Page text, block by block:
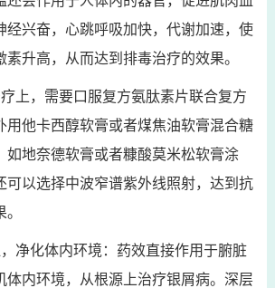
经兴奋，心跳呼吸加快，代谢加速，使
素升高，从而达到排毒治疗的效果。
上，需要口服复方氨肽素片联合复方
用他卡西醇软膏或者煤焦油软膏混合糖
如地奈德软膏或者糠酸莫米松软膏涂
可以选择中波窄谱紫外线照射，达到抗
净化体内环境：药效直接作用于腑脏
体内环境，从根源上治疗银屑病。深层